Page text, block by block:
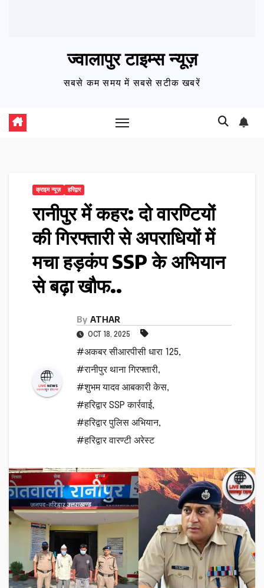
ज्वालापुर टाइम्स न्यूज़
सबसे कम समय में सबसे सटीक खबरें
क्राइम न्यूज़ हरिद्वार
रानीपुर में कहर: दो वारण्टियों
की गिरफ्तारी से अपराधियों में
मचा हड़कंप SSP के अभियान
से बढ़ा खौफ..
By ATHAR
OCT 18, 2025
#अकबर सीआरपीसी धारा 125,
#रानीपुर थाना गिरफ्तारी,
#शुभम यादव आबकारी केस,
#हरिद्वार SSP कार्रवाई,
#हरिद्वार पुलिस अभियान,
#हरिद्वार वारण्टी अरेस्ट